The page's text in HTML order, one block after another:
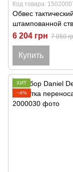
Код товара:
Обвес
штампованной
6 204 грн 7 050
Купить
ХИТ
−4%